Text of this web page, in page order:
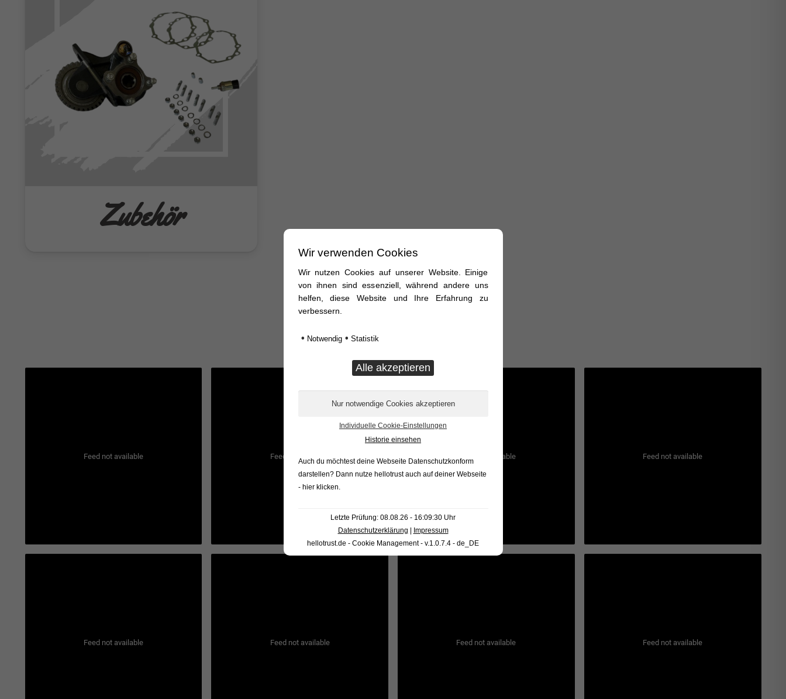
Zubehör
Hinter den Kulissen
Feed not available Feed not available Feed not available Feed not available
Feed not available Feed not available Feed not available Feed not available
Wir verwenden Cookies
Wir nutzen Cookies auf unserer Website. Einige
von ihnen sind essenziell, während andere uns
helfen, diese Website und Ihre Erfahrung zu
verbessern.
• Notwendig • Statistik
Individuelle Cookie-Einstellungen
Historie einsehen
Auch du möchtest deine Webseite Datenschutzkonform
darstellen? Dann nutze hellotrust auch auf deiner Webseite
- hier klicken.
Letzte Prüfung: 08.08.26 - 16:09:30 Uhr
Datenschutzerklärung
Impressum
hellotrust.de - Cookie Management - v.1.0.7.4 - de_DE